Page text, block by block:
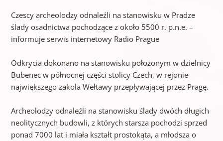
Czescy archeolodzy odnaleźli na stanowisku w Pradze
ślady osadnictwa pochodzące z około 5500 r. p.n.e. –
informuje serwis internetowy Radio Prague
Odkrycia dokonano na stanowisku położonym w dzielnicy
Bubenec w północnej części stolicy Czech, w rejonie
największego zakola Wełtawy przepływającej przez Pragę.
Archeolodzy odnaleźli na stanowisku ślady dwóch długich
neolitycznych budowli, z których starsza pochodzi sprzed
ponad 7000 lat i miała kształt prostokąta, a młodsza o